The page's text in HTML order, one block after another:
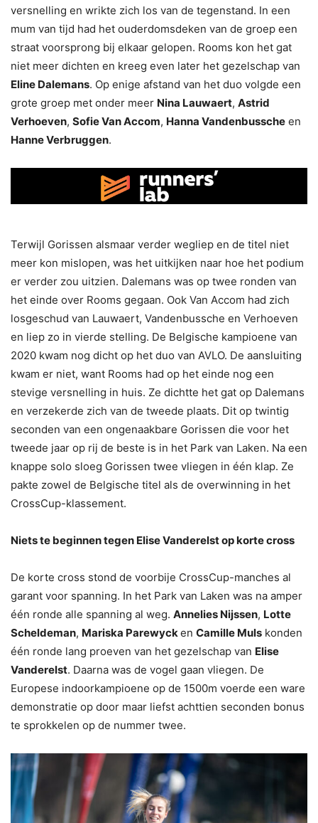
versnelling en wrikte zich los van de tegenstand. In een
mum van tijd had het ouderdomsdeken van de groep een
straat voorsprong bij elkaar gelopen. Rooms kon het gat
niet meer dichten en kreeg even later het gezelschap van
Eline Dalemans. Op enige afstand van het duo volgde een
grote groep met onder meer Nina Lauwaert, Astrid
Verhoeven, Sofie Van Accom, Hanna Vandenbussche en
Hanne Verbruggen.
Terwijl Gorissen alsmaar verder wegliep en de titel niet
meer kon mislopen, was het uitkijken naar hoe het podium
er verder zou uitzien. Dalemans was op twee ronden van
het einde over Rooms gegaan. Ook Van Accom had zich
losgeschud van Lauwaert, Vandenbussche en Verhoeven
en liep zo in vierde stelling. De Belgische kampioene van
2020 kwam nog dicht op het duo van AVLO. De aansluiting
kwam er niet, want Rooms had op het einde nog een
stevige versnelling in huis. Ze dichtte het gat op Dalemans
en verzekerde zich van de tweede plaats. Dit op twintig
seconden van een ongenaakbare Gorissen die voor het
tweede jaar op rij de beste is in het Park van Laken. Na een
knappe solo sloeg Gorissen twee vliegen in één klap. Ze
pakte zowel de Belgische titel als de overwinning in het
CrossCup-klassement.
Niets te beginnen tegen Elise Vanderelst op korte cross
De korte cross stond de voorbije CrossCup-manches al
garant voor spanning. In het Park van Laken was na amper
één ronde alle spanning al weg. Annelies Nijssen, Lotte
Scheldeman, Mariska Parewycken Camille Muls konden
één ronde lang proeven van het gezelschap van Elise
Vanderelst. Daarna was de vogel gaan vliegen. De
Europese indoorkampioene op de 1500m voerde een ware
demonstratie op door maar liefst achttien seconden bonus
te sprokkelen op de nummer twee.